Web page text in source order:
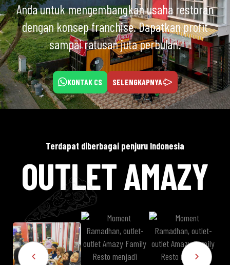
Anda untuk mengembangkan usaha restoran
dengan konsep franchise. Dapatkan profit
sampai ratusan juta perbulan.
KONTAK CS SELENGKAPNYA
Terdapat diberbagai penjuru Indonesia
OUTLET AMAZY